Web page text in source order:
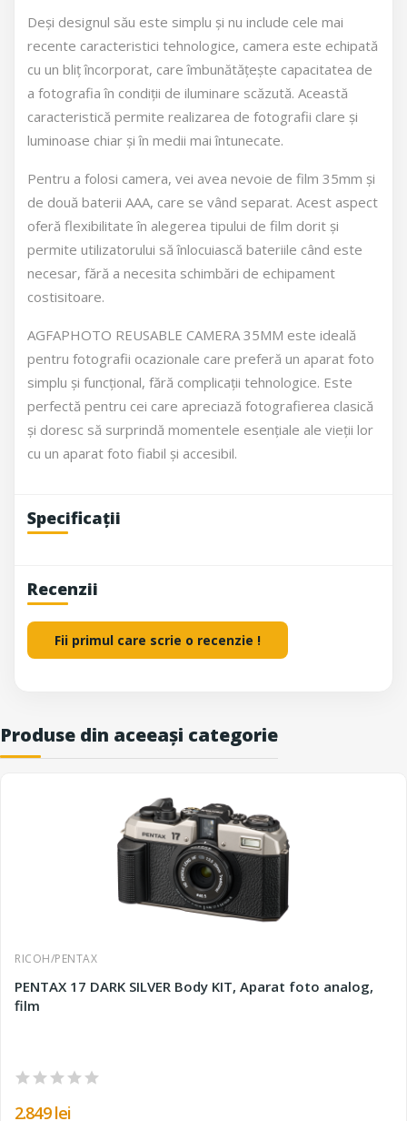
Deși designul său este simplu și nu include cele mai
recente caracteristici tehnologice, camera este echipată
cu un bliț încorporat, care îmbunătățește capacitatea de
a fotografia în condiții de iluminare scăzută. Această
caracteristică permite realizarea de fotografii clare și
luminoase chiar și în medii mai întunecate.
Pentru a folosi camera, vei avea nevoie de film 35mm și
de două baterii AAA, care se vând separat. Acest aspect
oferă flexibilitate în alegerea tipului de film dorit și
permite utilizatorului să înlocuiască bateriile când este
necesar, fără a necesita schimbări de echipament
costisitoare.
AGFAPHOTO REUSABLE CAMERA 35MM este ideală
pentru fotografii ocazionale care preferă un aparat foto
simplu și funcțional, fără complicații tehnologice. Este
perfectă pentru cei care apreciază fotografierea clasică
și doresc să surprindă momentele esențiale ale vieții lor
cu un aparat foto fiabil și accesibil.
Specificații
Recenzii
Fii primul care scrie o recenzie !
Produse din aceeași categorie
RICOH/PENTAX
PENTAX 17 DARK SILVER Body KIT, Aparat foto analog,
film
2.849 lei